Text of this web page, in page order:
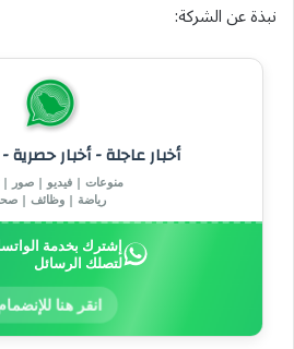
نبذة عن الشركة:
أخبار عاجلة - أخبار حصرية
منوعات | فيديو | صور |
رياضة | وظائف |
إشترك بخدمة
لتصلك الرسائل
انقر هنا